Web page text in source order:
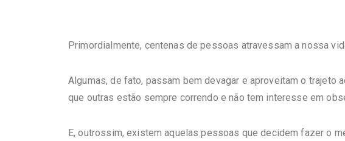
Primordialmente, centenas de pessoas atravessam a nossa
Algumas, de fato, passam bem devagar e aproveitam o trajeto
que outras estão sempre correndo e não tem interesse em
E, outrossim, existem aquelas pessoas que decidem fazer o